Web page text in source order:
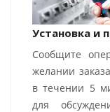
Установка и
Сообщите
желании
в течении 5
для